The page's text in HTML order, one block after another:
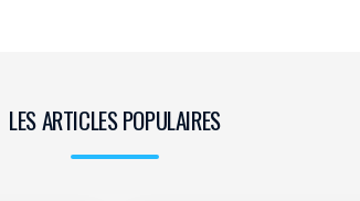
LES ARTICLES POPULAIRES